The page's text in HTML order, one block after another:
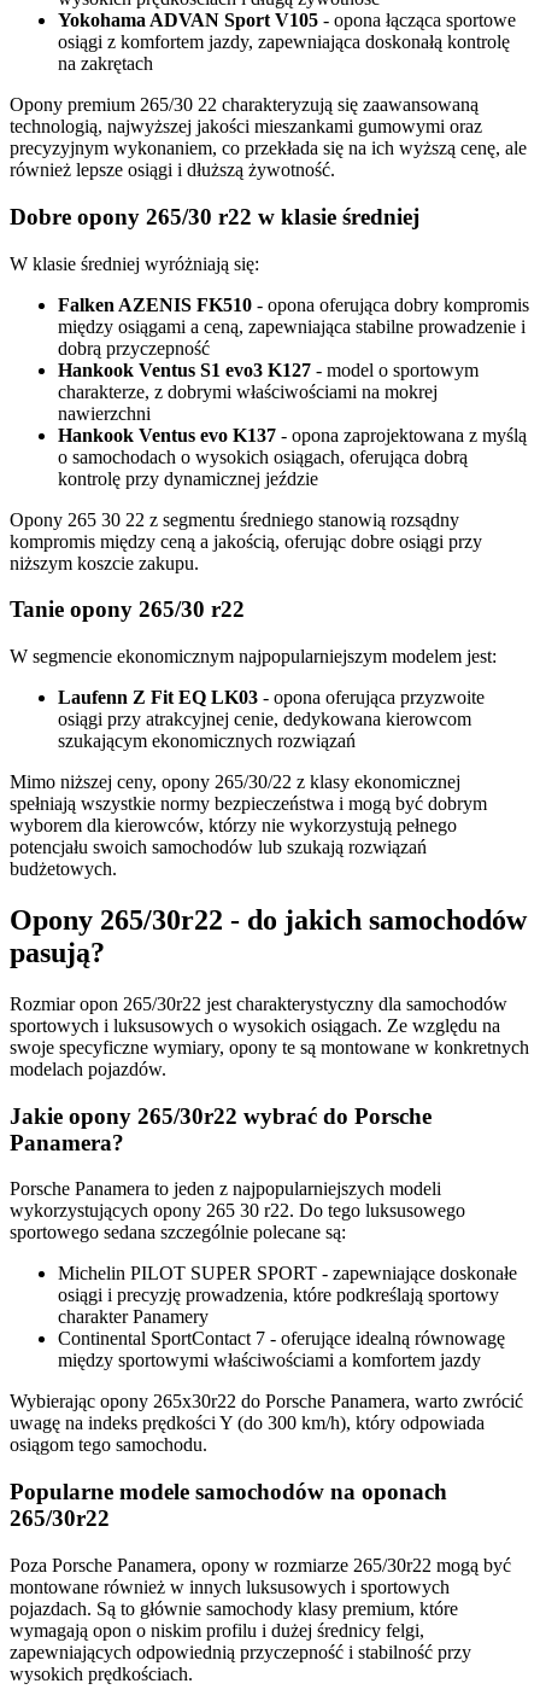
Yokohama ADVAN Sport V105 - opona łącząca sportowe
osiągi z komfortem jazdy, zapewniająca doskonałą kontrolę
na zakrętach
Opony premium 265/30 22 charakteryzują się zaawansowaną
technologią, najwyższej jakości mieszankami gumowymi oraz
precyzyjnym wykonaniem, co przekłada się na ich wyższą cenę, ale
również lepsze osiągi i dłuższą żywotność.
Dobre opony 265/30 r22 w klasie średniej
W klasie średniej wyróżniają się:
Falken AZENIS FK510 - opona oferująca dobry kompromis
między osiągami a ceną, zapewniająca stabilne prowadzenie i
dobrą przyczepność
Hankook Ventus S1 evo3 K127 - model o sportowym
charakterze, z dobrymi właściwościami na mokrej
nawierzchni
Hankook Ventus evo K137 - opona zaprojektowana z myślą
o samochodach o wysokich osiągach, oferująca dobrą
kontrolę przy dynamicznej jeździe
Opony 265 30 22 z segmentu średniego stanowią rozsądny
kompromis między ceną a jakością, oferując dobre osiągi przy
niższym koszcie zakupu.
Tanie opony 265/30 r22
W segmencie ekonomicznym najpopularniejszym modelem jest:
Laufenn Z Fit EQ LK03 - opona oferująca przyzwoite
osiągi przy atrakcyjnej cenie, dedykowana kierowcom
szukającym ekonomicznych rozwiązań
Mimo niższej ceny, opony 265/30/22 z klasy ekonomicznej
spełniają wszystkie normy bezpieczeństwa i mogą być dobrym
wyborem dla kierowców, którzy nie wykorzystują pełnego
potencjału swoich samochodów lub szukają rozwiązań
budżetowych.
Opony 265/30r22 - do jakich samochodów
pasują?
Rozmiar opon 265/30r22 jest charakterystyczny dla samochodów
sportowych i luksusowych o wysokich osiągach. Ze względu na
swoje specyficzne wymiary, opony te są montowane w konkretnych
modelach pojazdów.
Jakie opony 265/30r22 wybrać do Porsche
Panamera?
Porsche Panamera to jeden z najpopularniejszych modeli
wykorzystujących opony 265 30 r22. Do tego luksusowego
sportowego sedana szczególnie polecane są:
Michelin PILOT SUPER SPORT - zapewniające doskonałe
osiągi i precyzję prowadzenia, które podkreślają sportowy
charakter Panamery
Continental SportContact 7 - oferujące idealną równowagę
między sportowymi właściwościami a komfortem jazdy
Wybierając opony 265x30r22 do Porsche Panamera, warto zwrócić
uwagę na indeks prędkości Y (do 300 km/h), który odpowiada
osiągom tego samochodu.
Popularne modele samochodów na oponach
265/30r22
Poza Porsche Panamera, opony w rozmiarze 265/30r22 mogą być
montowane również w innych luksusowych i sportowych
pojazdach. Są to głównie samochody klasy premium, które
wymagają opon o niskim profilu i dużej średnicy felgi,
zapewniających odpowiednią przyczepność i stabilność przy
wysokich prędkościach.